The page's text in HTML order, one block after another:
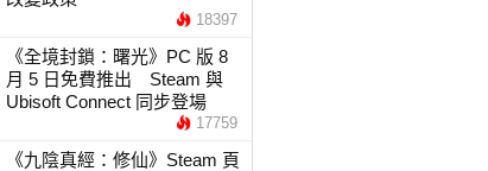
18397
《全境封鎖：曙光》PC 版 8
月 5 日免費推出 Steam 與
Ubisoft Connect 同步登場
17759
《九陰真經：修仙》Steam 頁